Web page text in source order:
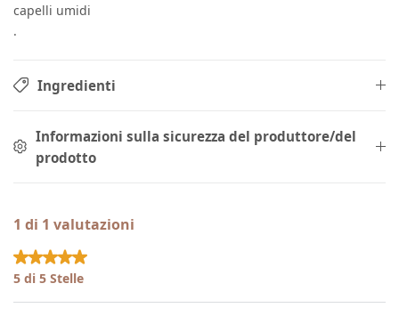
capelli umidi
.
Ingredienti
Informazioni sulla sicurezza del produttore/del
prodotto
1 di 1 valutazioni
Valutazione media di 5 su 5 stelle
5 di 5 Stelle